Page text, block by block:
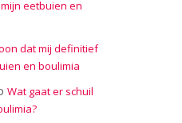
eetbuien en
dat mij definitief
en boulimia
Wat gaat er schuil